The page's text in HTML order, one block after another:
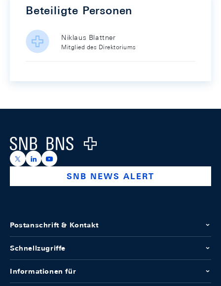
Beteiligte Personen
Niklaus Blattner
Mitglied des Direktoriums
Logo
https://x.com/snb_bns
https://ch.linkedin.com/company/swiss-national-
https://www.youtube.com/@swissnationalbank
SNB NEWS ALERT
Postanschrift & Kontakt
Schnellzugriffe
Informationen für